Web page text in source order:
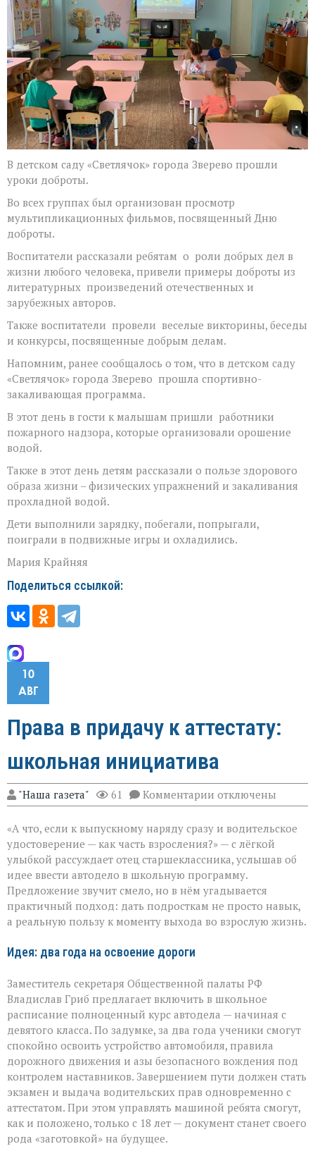
В детском саду «Светлячок» города Зверево прошли
уроки доброты.
Во всех группах был организован просмотр
мультипликационных фильмов, посвященный Дню
доброты.
Воспитатели рассказали ребятам о роли добрых дел в
жизни любого человека, привели примеры доброты из
литературных произведений отечественных и
зарубежных авторов.
Также воспитатели провели веселые викторины, беседы
и конкурсы, посвященные добрым делам.
Напомним, ранее сообщалось о том, что в детском саду
«Светлячок» города Зверево прошла спортивно-
закаливающая программа.
В этот день в гости к малышам пришли работники
пожарного надзора, которые организовали орошение
водой.
Также в этот день детям рассказали о пользе здорового
образа жизни – физических упражнений и закаливания
прохладной водой.
Дети выполнили зарядку, побегали, попрыгали,
поиграли в подвижные игры и охладились.
Мария Крайняя
Поделиться ссылкой:
10
АВГ
Права в придачу к аттестату:
школьная инициатива
"Наша газета" 61 Комментарии к
записи
в
придачу
аттестату:
школьная
инициатива
отключены
«А что, если к выпускному наряду сразу и водительское
удостоверение — как часть взросления?» — с лёгкой
улыбкой рассуждает отец старшеклассника, услышав об
идее ввести автодело в школьную программу.
Предложение звучит смело, но в нём угадывается
практичный подход: дать подросткам не просто навык,
а реальную пользу к моменту выхода во взрослую жизнь.
Идея: два года на освоение дороги
Заместитель секретаря Общественной палаты РФ
Владислав Гриб предлагает включить в школьное
расписание полноценный курс автодела — начиная с
девятого класса. По задумке, за два года ученики смогут
спокойно освоить устройство автомобиля, правила
дорожного движения и азы безопасного вождения под
контролем наставников. Завершением пути должен стать
экзамен и выдача водительских прав одновременно с
аттестатом. При этом управлять машиной ребята смогут,
как и положено, только с 18 лет — документ станет своего
рода «заготовкой» на будущее.